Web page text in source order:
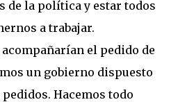
de la política y estar todos
a trabajar.
el pedido de
un gobierno dispuesto
Hacemos todo